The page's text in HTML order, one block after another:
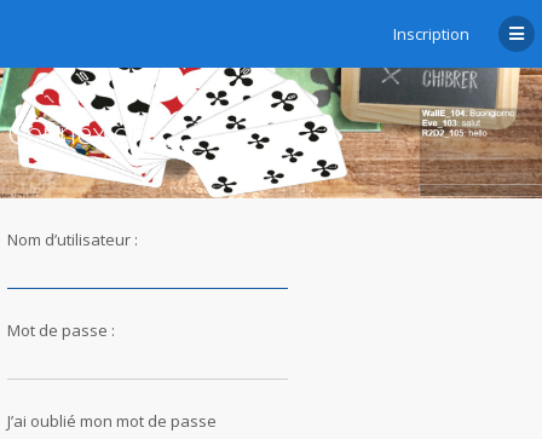
Inscription
Connexion
Nom d’utilisateur :
Mot de passe :
J’ai oublié mon mot de passe